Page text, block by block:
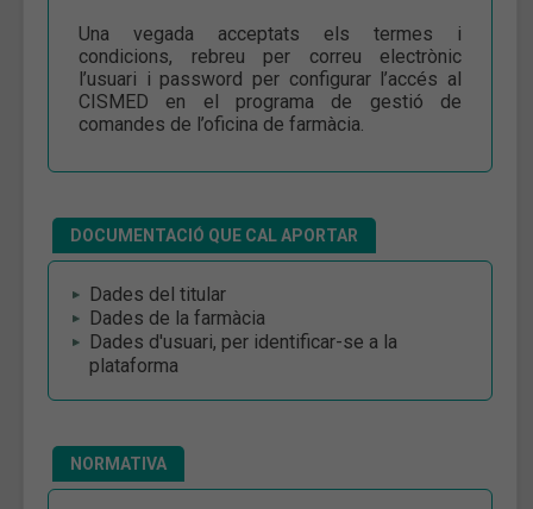
Una vegada acceptats els termes i
condicions, rebreu per correu electrònic
l’usuari i password per configurar l’accés al
CISMED en el programa de gestió de
comandes de l’oficina de farmàcia.
DOCUMENTACIÓ QUE CAL APORTAR
Dades del titular
Dades de la farmàcia
Dades d'usuari, per identificar-se a la
plataforma
NORMATIVA